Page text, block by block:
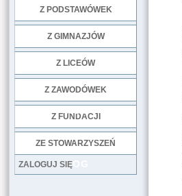
Z PODSTAWÓWEK
Z GIMNAZJÓW
Z LICEÓW
Z ZAWODÓWEK
Z FUNDACJI
ZE STOWARZYSZEŃ
LOG
ZALOGUJ SIĘ